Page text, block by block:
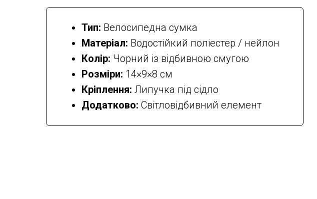
Тип: Велосипедна сумка
Матеріал: Водостійкий поліестер / нейлон
Колір: Чорний із відбивною смугою
Розміри: 14×9×8 см
Кріплення: Липучка під сідло
Додатково: Світловідбивний елемент